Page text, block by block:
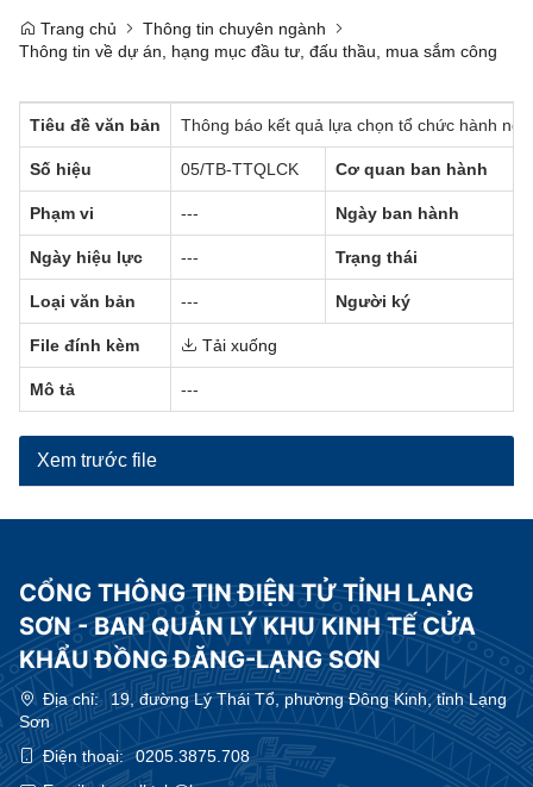
Trang chủ
Thông tin chuyên ngành
Thông tin về dự án, hạng mục đầu tư, đấu thầu, mua sắm công
Tiêu đề văn bản Thông báo kết quả lựa chọn tổ chức hành
Số hiệu 05/TB-TTQLCK Cơ quan ban hành
Phạm vi --- Ngày ban hành
Ngày hiệu lực --- Trạng thái
Loại văn bản --- Người ký
File đính kèm Tải xuống
Mô tả ---
Xem trước file
CỔNG THÔNG TIN ĐIỆN TỬ TỈNH LẠNG
SƠN - BAN QUẢN LÝ KHU KINH TẾ CỬA
KHẨU ĐỒNG ĐĂNG-LẠNG SƠN
Địa chỉ:
19, đường Lý Thái Tổ, phường Đông Kinh, tỉnh Lạng
Sơn
Điện thoại:
0205.3875.708